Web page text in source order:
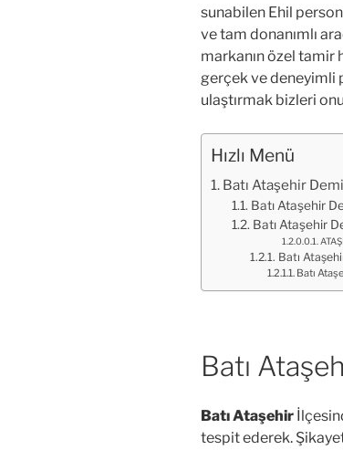
sunabilen Ehil
ve tam donanımlı
markanın özel tamir
gerçek ve
ulaştırmak bizleri
Hızlı Menü
Batı Ataşehir
Batı Ataşehir
Batı Ataşehir
Batı
Batı
Batı
Batı Ataşehir
tespit ederek.